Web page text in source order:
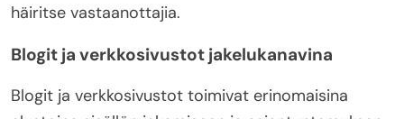
häiritse vastaanottajia.
Blogit ja verkkosivustot jakelukanavina
Blogit ja verkkosivustot toimivat erinomaisina